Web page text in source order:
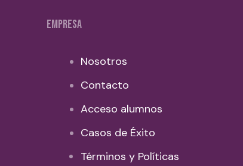
EMPRESA
Nosotros
Contacto
Acceso alumnos
Casos de Éxito
Términos y Políticas